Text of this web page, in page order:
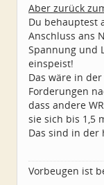
Aber zurück
Du behauptest
Anschluss ans
Spannung und
einspeist!
Das wäre in
Forderungen
dass andere
sie sich bis 1,5
Das sind in der
Vorbeugen ist